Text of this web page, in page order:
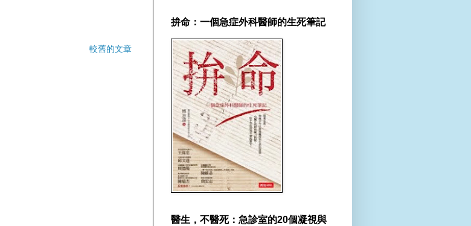
較舊的文章
拚命：一個急症外科醫師的生死筆記
醫生，不醫死：急診室的20個凝視與